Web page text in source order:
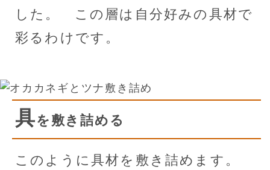
した。 この層は自分好みの具材で
彩るわけです。
具を敷き詰める
このように具材を敷き詰めます。